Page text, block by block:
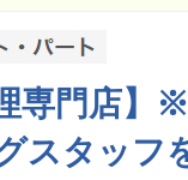
専門店】
スタッフ